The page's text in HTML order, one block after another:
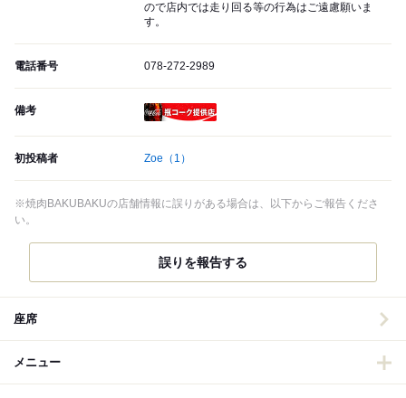
ので店内では走り回る等の行為はご遠慮願いま
す。
電話番号 078-272-2989
備考
初投稿者 Zoe （1）
※焼肉BAKUBAKUの店舗情報に誤りがある場合は、以下からご報告くださ
い。
誤りを報告する
座席
メニュー